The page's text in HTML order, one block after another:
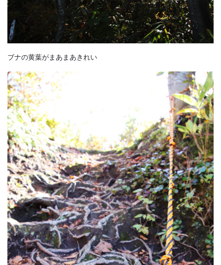
ブナの黄葉がまあまあきれい